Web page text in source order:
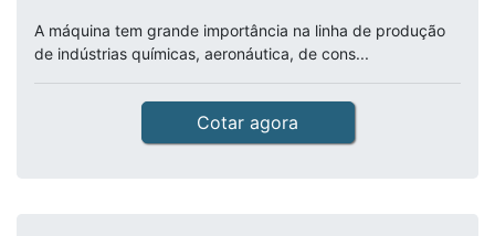
A máquina tem grande importância na linha de produção
de indústrias químicas, aeronáutica, de cons...
Cotar agora